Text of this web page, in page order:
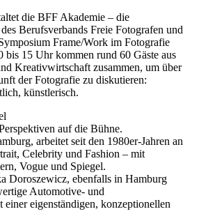
die BFF Akademie – die
Berufsverbands Freie Fotografen und
Frame/Work im Fotografie
15 Uhr kommen rund 60 Gäste aus
Kreativwirtschaft zusammen, um über
der Fotografie zu diskutieren:
künstlerisch.
auf die Bühne.
arbeitet seit den 1980er-Jahren an
Celebrity und Fashion – mit
Vogue und Spiegel.
Doroszewicz, ebenfalls in Hamburg
Automotive- und
eigenständigen, konzeptionellen